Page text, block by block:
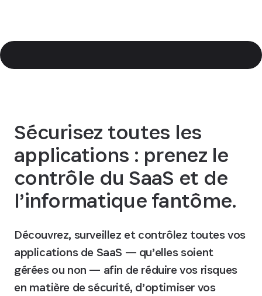
Sécurisez toutes les
applications : prenez le
contrôle du SaaS et de
l’informatique fantôme.
Découvrez, surveillez et contrôlez toutes vos
applications de SaaS — qu’elles soient
gérées ou non — afin de réduire vos risques
en matière de sécurité, d’optimiser vos